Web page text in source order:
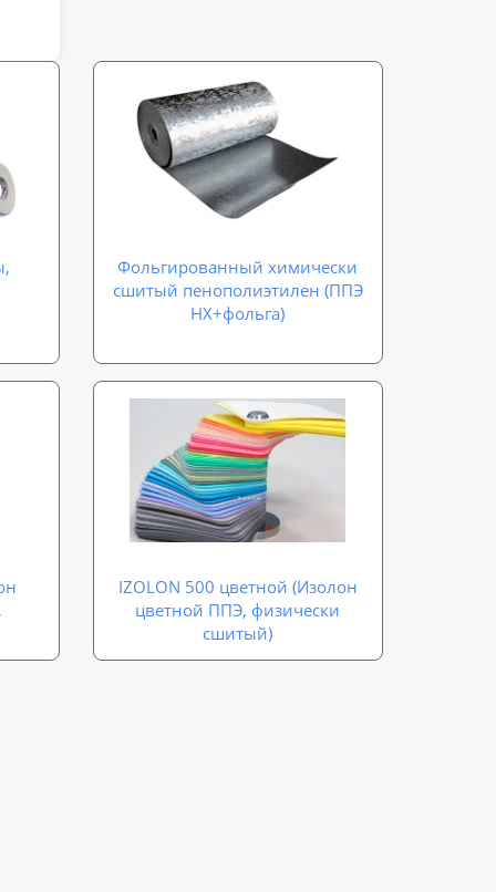
Фольгированный химически
сшитый пенополиэтилен (ППЭ
НХ+фольга)
IZOLON 500 цветной (Изолон
цветной ППЭ, физически
сшитый)